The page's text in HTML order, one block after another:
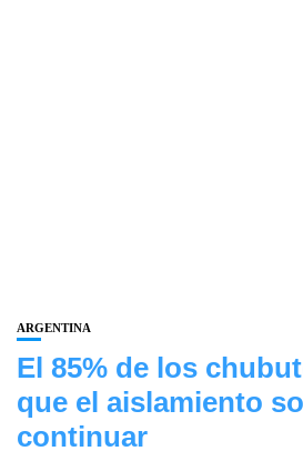
ARGENTINA
El 85% de los
que el aislamiento
continuar